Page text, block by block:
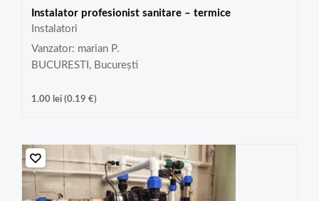
Instalator profesionist sanitare – termice
Instalatori
Vanzator: marian P.
BUCURESTI, București
1.00 lei(0.19 €)